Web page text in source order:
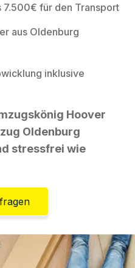
7.500€ für den Transport
aus Oldenburg
inklusive
Hoover
Oldenburg
stressfrei wie